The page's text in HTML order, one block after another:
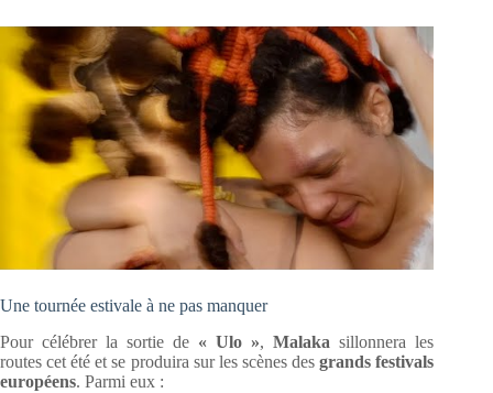
Une tournée estivale à ne pas manquer
Pour célébrer la sortie de « Ulo »,Malaka sillonnera les
routes cet été et se produira sur les scènes desgrands festivals
européens. Parmi eux :